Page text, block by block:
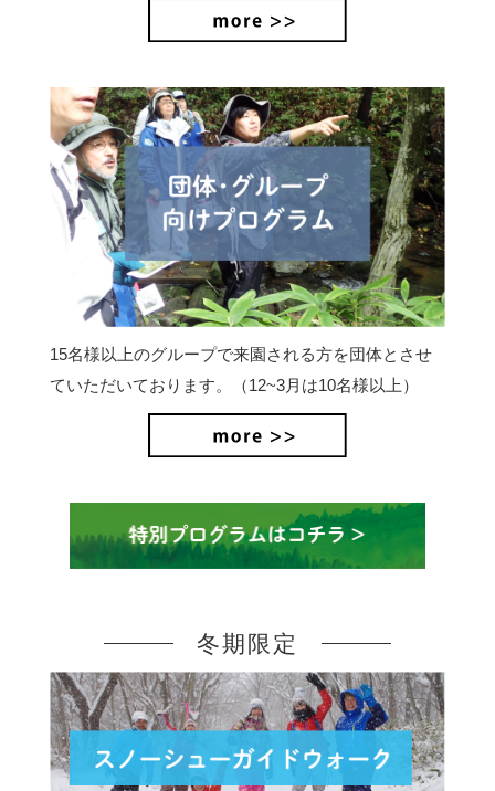
15名様以上のグループで来園される方を団体とさせ
ていただいております。（12~3月は10名様以上）
冬期限定